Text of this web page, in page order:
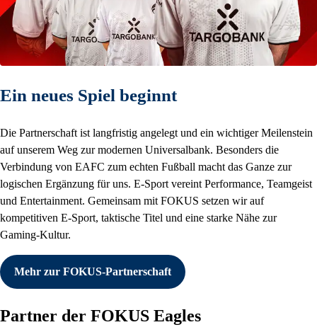
Ein neues Spiel beginnt
Die Partnerschaft ist langfristig angelegt und ein wichtiger Meilenstein
auf unserem Weg zur modernen Universalbank. Besonders die
Verbindung von EAFC zum echten Fußball macht das Ganze zur
logischen Ergänzung für uns. E-Sport vereint Performance, Teamgeist
und Entertainment. Gemeinsam mit FOKUS setzen wir auf
kompetitiven E-Sport, taktische Titel und eine starke Nähe zur
Gaming-Kultur.
Mehr zur FOKUS-Partnerschaft
Partner der FOKUS Eagles